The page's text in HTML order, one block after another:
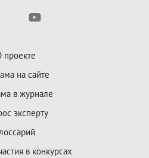
проекте
на сайте
в журнале
эксперту
в конкурсах